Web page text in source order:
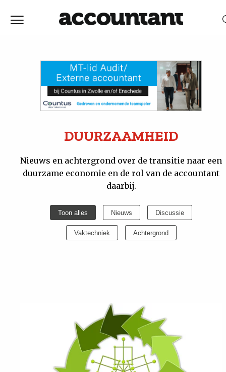
Discussie
Vaktechniek
Achtergrond
DUURZAAMHEID
Nieuws en achtergrond over de transitie naar een
duurzame economie en de rol van de accountant
daarbij.
Toon alles Nieuws Discussie
Vaktechniek Achtergrond
RELEVANTIEDATUM